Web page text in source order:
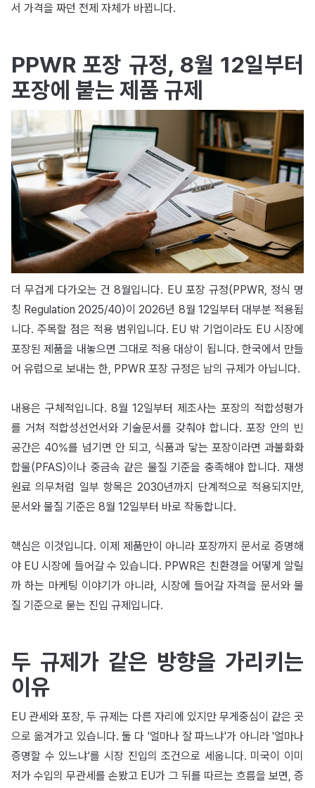
서 가격을 짜던 전제 자체가 바뀝니다.
PPWR 포장 규정, 8월 12일부터
포장에 붙는 제품 규제
더 무겁게 다가오는 건 8월입니다. EU 포장 규정(PPWR, 정식 명
칭 Regulation 2025/40)이 2026년 8월 12일부터 대부분 적용됩
니다. 주목할 점은 적용 범위입니다. EU 밖 기업이라도 EU 시장에
포장된 제품을 내놓으면 그대로 적용 대상이 됩니다. 한국에서 만들
어 유럽으로 보내는 한, PPWR 포장 규정은 남의 규제가 아닙니다.
내용은 구체적입니다. 8월 12일부터 제조사는 포장의 적합성평가
를 거쳐 적합성선언서와 기술문서를 갖춰야 합니다. 포장 안의 빈
공간은 40%를 넘기면 안 되고, 식품과 닿는 포장이라면 과불화화
합물(PFAS)이나 중금속 같은 물질 기준을 충족해야 합니다. 재생
원료 의무처럼 일부 항목은 2030년까지 단계적으로 적용되지만,
문서와 물질 기준은 8월 12일부터 바로 작동합니다.
핵심은 이것입니다. 이제 제품만이 아니라 포장까지 문서로 증명해
야 EU 시장에 들어갈 수 있습니다. PPWR은 친환경을 어떻게 알릴
까 하는 마케팅 이야기가 아니라, 시장에 들어갈 자격을 문서와 물
질 기준으로 묻는 진입 규제입니다.
두 규제가 같은 방향을 가리키는
이유
EU 관세와 포장, 두 규제는 다른 자리에 있지만 무게중심이 같은 곳
으로 옮겨가고 있습니다. 둘 다 '얼마나 잘 파느냐'가 아니라 '얼마나
증명할 수 있느냐'를 시장 진입의 조건으로 세웁니다. 미국이 이미
저가 수입의 무관세를 손봤고 EU가 그 뒤를 따르는 흐름을 보면, 증